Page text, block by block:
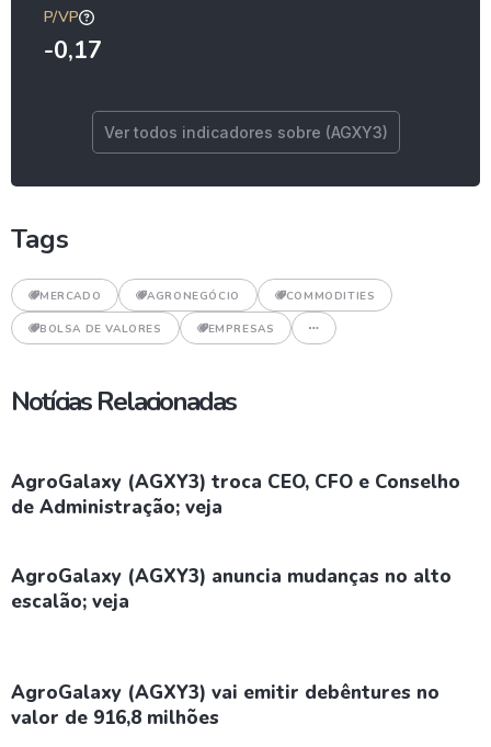
P/VP
-0,17
Ver todos indicadores sobre (AGXY3)
Tags
MERCADO AGRONEGÓCIO COMMODITIES
BOLSA DE VALORES EMPRESAS
Notícias Relacionadas
AgroGalaxy (AGXY3) troca CEO, CFO e Conselho
de Administração; veja
AgroGalaxy (AGXY3) anuncia mudanças no alto
escalão; veja
AgroGalaxy (AGXY3) vai emitir debêntures no
valor de 916,8 milhões